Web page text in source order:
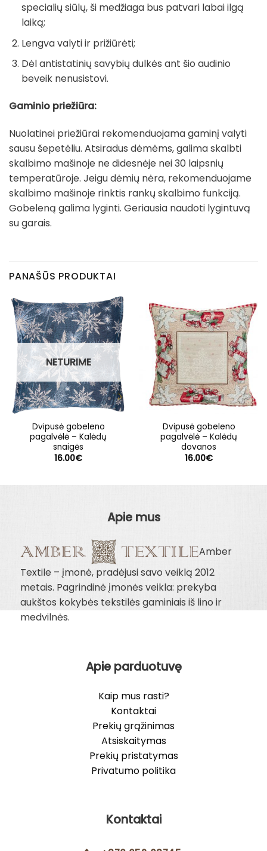
specialių siūlų, ši medžiaga bus patvari labai ilgą
laiką;
Lengva valyti ir prižiūrėti;
Dėl antistatinių savybių dulkės ant šio audinio
beveik nenusistovi.
Gaminio priežiūra:
Nuolatinei priežiūrai rekomenduojama gaminį valyti
sausu šepetėliu. Atsiradus dėmėms, galima skalbti
skalbimo mašinoje ne didesnėje nei 30 laipsnių
temperatūroje. Jeigu dėmių nėra, rekomenduojame
skalbimo mašinoje rinktis rankų skalbimo funkciją.
Gobeleną galima lyginti. Geriausia naudoti lygintuvą
su garais.
PANAŠŪS PRODUKTAI
NETURIME
Dvipusė gobeleno
pagalvėlė – Kalėdų
snaigės
16.00€
Dvipusė gobeleno
pagalvėlė – Kalėdų
dovanos
16.00€
Apie mus
Amber
Textile – įmonė, pradėjusi savo veiklą 2012
metais. Pagrindinė įmonės veikla: prekyba
aukštos kokybės tekstilės gaminiais iš lino ir
medvilnės.
Apie parduotuvę
Kaip mus rasti?
Kontaktai
Prekių grąžinimas
Atsiskaitymas
Prekių pristatymas
Privatumo politika
Kontaktai